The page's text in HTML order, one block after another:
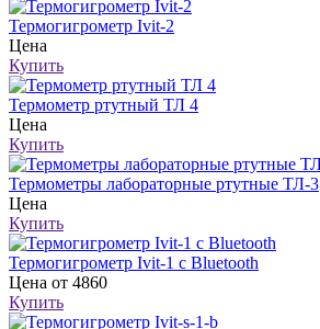
Термогигрометр Ivit-2
Цена
Купить
Термометр ртутный ТЛ 4
Цена
Купить
Термометры лабораторные ртутные ТЛ-3
Цена
Купить
Термогигрометр Ivit-1 c Bluetooth
Цена от 4860
Купить